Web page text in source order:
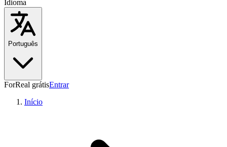
Idioma
Português
ForReal grátisEntrar
Início